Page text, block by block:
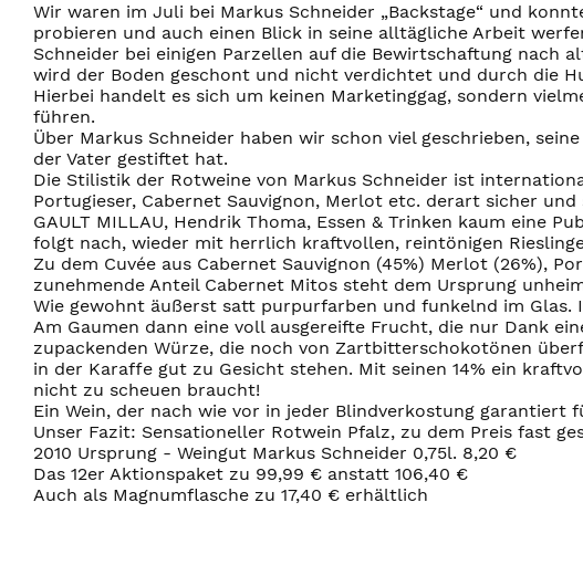
Wir waren im Juli bei Markus Schneider „Backstage“ und
probieren und auch einen Blick in seine alltägliche Arbeit
Schneider bei einigen Parzellen auf die Bewirtschaftung
wird der Boden geschont und nicht verdichtet und durch die
Hierbei handelt es sich um keinen Marketinggag, sondern
führen.
Über Markus Schneider haben wir schon viel geschrieben,
der Vater gestiftet hat.
Die Stilistik der Rotweine von Markus Schneider ist
Portugieser, Cabernet Sauvignon, Merlot etc. derart sicher
GAULT MILLAU, Hendrik Thoma, Essen & Trinken kaum eine
folgt nach, wieder mit herrlich kraftvollen, reintönigen
Zu dem Cuvée aus Cabernet Sauvignon (45%) Merlot (26%),
zunehmende Anteil Cabernet Mitos steht dem Ursprung
Wie gewohnt äußerst satt purpurfarben und funkelnd im
Am Gaumen dann eine voll ausgereifte Frucht, die nur Dank
zupackenden Würze, die noch von Zartbitterschokotönen
in der Karaffe gut zu Gesicht stehen. Mit seinen 14% ein
nicht zu scheuen braucht!
Ein Wein, der nach wie vor in jeder Blindverkostung
Unser Fazit: Sensationeller Rotwein Pfalz, zu dem Preis fast
2010 Ursprung - Weingut Markus Schneider 0,75l. 8,20 €
Das 12er Aktionspaket zu 99,99 € anstatt 106,40 €
Auch als Magnumflasche zu 17,40 € erhältlich